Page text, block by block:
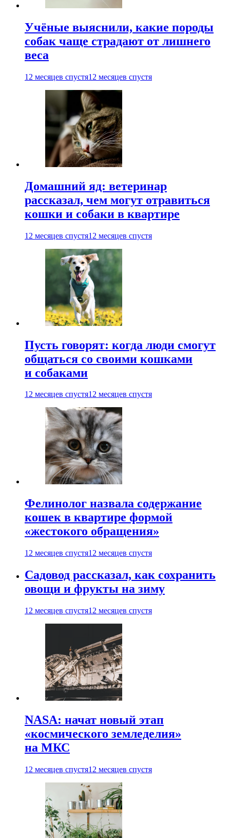
Учёные выяснили, какие породы
собак чаще страдают от лишнего
веса
12 месяцев спустя12 месяцев спустя
Домашний яд: ветеринар
рассказал, чем могут отравиться
кошки и собаки в квартире
12 месяцев спустя12 месяцев спустя
Пусть говорят: когда люди смогут
общаться со своими кошками
и собаками
12 месяцев спустя12 месяцев спустя
Фелинолог назвала содержание
кошек в квартире формой
«жестокого обращения»
12 месяцев спустя12 месяцев спустя
Садовод рассказал, как сохранить
овощи и фрукты на зиму
12 месяцев спустя12 месяцев спустя
NASA: начат новый этап
«космического земледелия»
на МКС
12 месяцев спустя12 месяцев спустя